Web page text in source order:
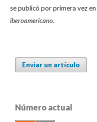
se publicó por primera vez en
iberoamericano.
Enviar un artículo
Número actual